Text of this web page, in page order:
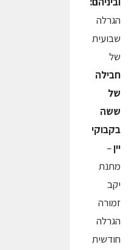
הגרלה
שבועית
של
חבילה
של
ששה
בקבוקי
יין–
מתנת
יקב
זמורה
הגרלה
חודשית